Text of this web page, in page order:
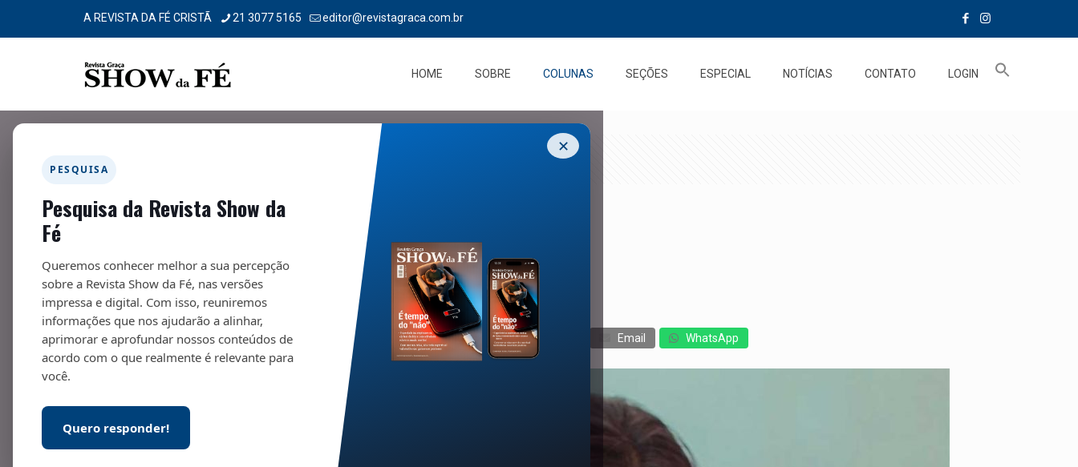
A REVISTA DA FÉ CRISTÃ 21 3077 5165 editor@revistagraca.com.br
HOME SOBRE COLUNAS SEÇÕES ESPECIAL NOTÍCIAS CONTATO LOGIN
✕
PESQUISA
Pesquisa da Revista Show da
Fé
Queremos conhecer melhor a sua percepção
sobre a Revista Show da Fé, nas versões
impressa e digital. Com isso, reuniremos
informações que nos ajudarão a alinhar,
aprimorar e aprofundar nossos conteúdos de
acordo com o que realmente é relevante para
você.
Quero responder!
Família – 272
Facebook Twitter Messenger Email WhatsApp